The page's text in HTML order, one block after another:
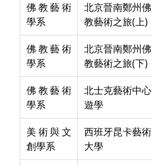
佛教藝術
學系
北京晉南鄭州佛
教藝術之旅(上)
佛教藝術
學系
北京晉南鄭州佛
教藝術之旅(下)
佛教藝術
學系
北士克藝術中心
遊學
美術與文
創學系
西班牙昆卡藝術
大學